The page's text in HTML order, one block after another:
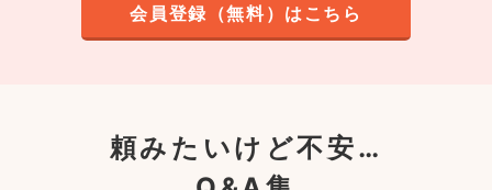
会員登録（無料）はこちら
頼みたいけど不安…